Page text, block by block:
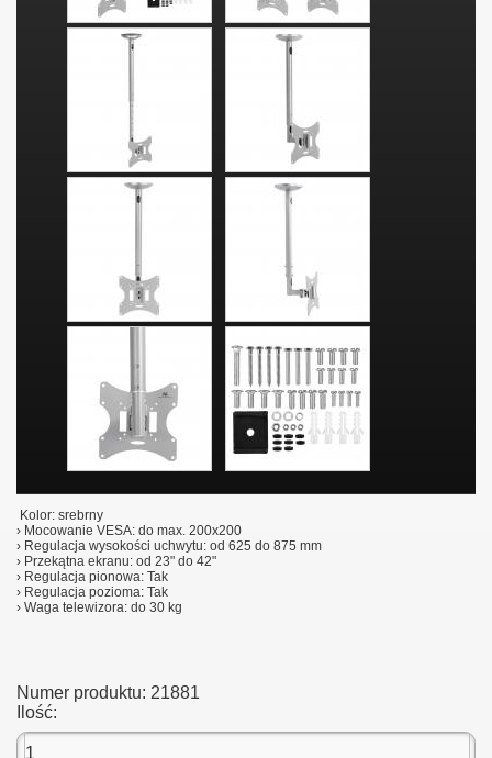
Kolor: srebrny
› Mocowanie VESA: do max. 200x200
› Regulacja wysokości uchwytu: od 625 do 875 mm
› Przekątna ekranu: od 23" do 42"
› Regulacja pionowa: Tak
› Regulacja pozioma: Tak
› Waga telewizora: do 30 kg
Numer produktu: 21881
Ilość: